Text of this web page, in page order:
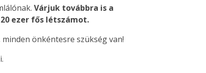
Várjuk továbbra is a
ezer fős létszámot.
önkéntesre szükség van!